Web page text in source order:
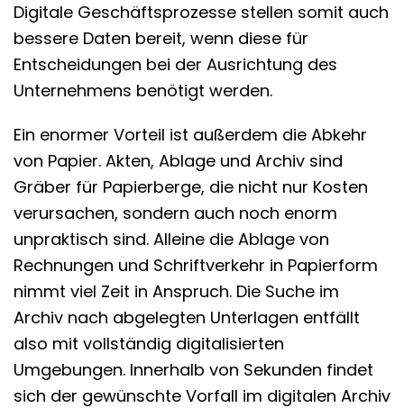
Digitale Geschäftsprozesse stellen somit auch
bessere Daten bereit, wenn diese für
Entscheidungen bei der Ausrichtung des
Unternehmens benötigt werden.
Ein enormer Vorteil ist außerdem die Abkehr
von Papier. Akten, Ablage und Archiv sind
Gräber für Papierberge, die nicht nur Kosten
verursachen, sondern auch noch enorm
unpraktisch sind. Alleine die Ablage von
Rechnungen und Schriftverkehr in Papierform
nimmt viel Zeit in Anspruch. Die Suche im
Archiv nach abgelegten Unterlagen entfällt
also mit vollständig digitalisierten
Umgebungen. Innerhalb von Sekunden findet
sich der gewünschte Vorfall im digitalen Archiv